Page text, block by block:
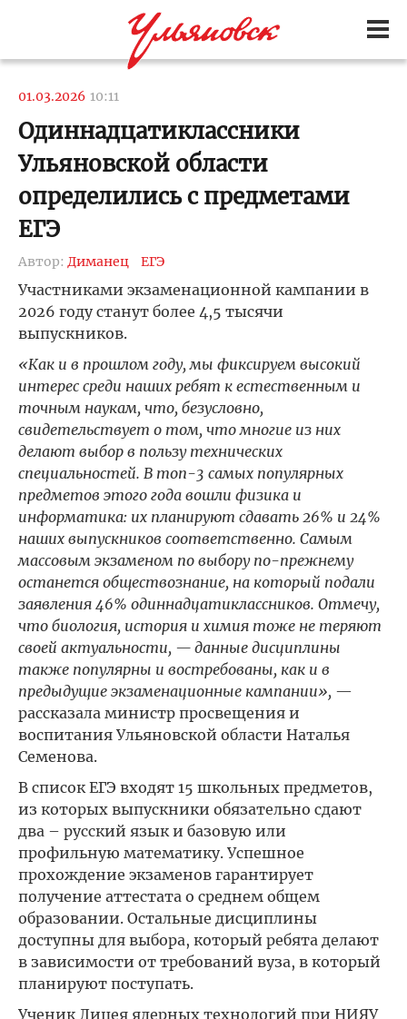
01.03.2026 10:11
Одиннадцатиклассники
Ульяновской области
определились с предметами
ЕГЭ
Автор: Диманец ЕГЭ
Участниками экзаменационной кампании в
2026 году станут более 4,5 тысячи
выпускников.
«Как и в прошлом году, мы фиксируем высокий
интерес среди наших ребят к естественным и
точным наукам, что, безусловно,
свидетельствует о том, что многие из них
делают выбор в пользу технических
специальностей. В топ-3 самых популярных
предметов этого года вошли физика и
информатика: их планируют сдавать 26% и 24%
наших выпускников соответственно. Самым
массовым экзаменом по выбору по-прежнему
останется обществознание, на который подали
заявления 46% одиннадцатиклассников. Отмечу,
что биология, история и химия тоже не теряют
своей актуальности, — данные дисциплины
также популярны и востребованы, как и в
предыдущие экзаменационные кампании», —
рассказала министр просвещения и
воспитания Ульяновской области Наталья
Семенова.
В список ЕГЭ входят 15 школьных предметов,
из которых выпускники обязательно сдают
два – русский язык и базовую или
профильную математику. Успешное
прохождение экзаменов гарантирует
получение аттестата о среднем общем
образовании. Остальные дисциплины
доступны для выбора, который ребята делают
в зависимости от требований вуза, в который
планируют поступать.
Ученик Лицея ядерных технологий при НИЯУ